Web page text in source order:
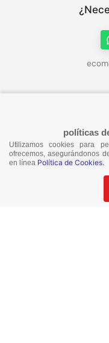
políticas
Utilizamos cookies para
ofrecemos, asegurándonos
en línea Política de Cookies.
¡No te